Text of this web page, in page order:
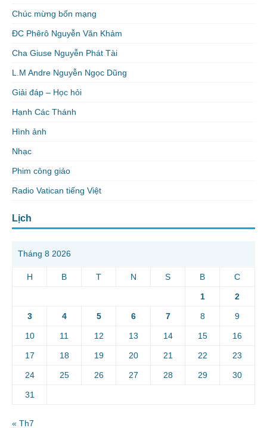
Chúc mừng bổn mạng
ĐC Phêrô Nguyễn Văn Khảm
Cha Giuse Nguyễn Phát Tài
L.M Andre Nguyễn Ngọc Dũng
Giải đáp – Học hỏi
Hạnh Các Thánh
Hình ảnh
Nhạc
Phim công giáo
Radio Vatican tiếng Việt
Lịch
Tháng 8 2026
H B T N S B C
1 2
3 4 5 6 7 8 9
10 11 12 13 14 15 16
17 18 19 20 21 22 23
24 25 26 27 28 29 30
31
« Th7